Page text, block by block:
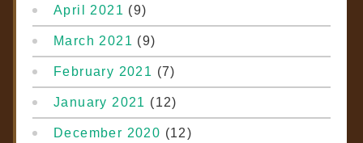
April 2021 (9)
March 2021 (9)
February 2021 (7)
January 2021 (12)
December 2020 (12)